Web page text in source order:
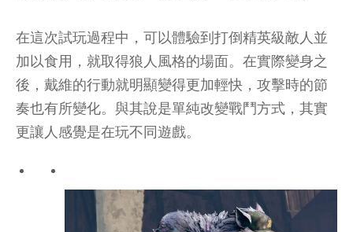
在這次試玩過程中，可以體驗到打倒精英級敵人並
加以食用，就取得狼人風格的場面。在實際變身之
後，戴維的行動就明顯變得更加輕快，攻擊時的節
奏也有所變化。與其說是單純改變戰鬥方式，其實
更讓人感覺是在玩不同遊戲。